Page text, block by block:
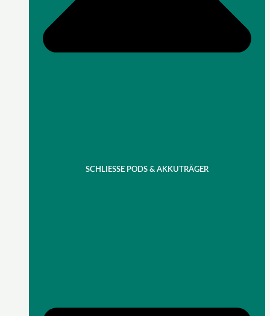
SCHLIESSE PODS & AKKUTRÄGER